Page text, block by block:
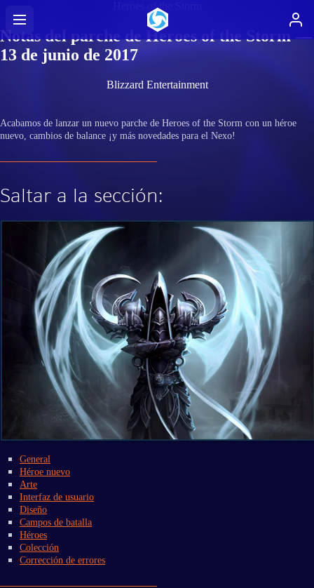
Heroes of the Storm
Notas del parche de Heroes of the Storm —
13 de junio de 2017
Blizzard Entertainment
Acabamos de lanzar un nuevo parche de Heroes of the Storm con un héroe
nuevo, cambios de balance ¡y más novedades para el Nexo!
Saltar a la sección:
General
Héroe nuevo
Arte
Interfaz de usuario
Diseño
Campos de batalla
Héroes
Colección
Corrección de errores